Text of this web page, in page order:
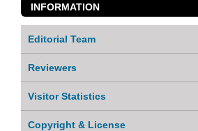
INFORMATION
Editorial Team
Reviewers
Visitor Statistics
Copyright & License